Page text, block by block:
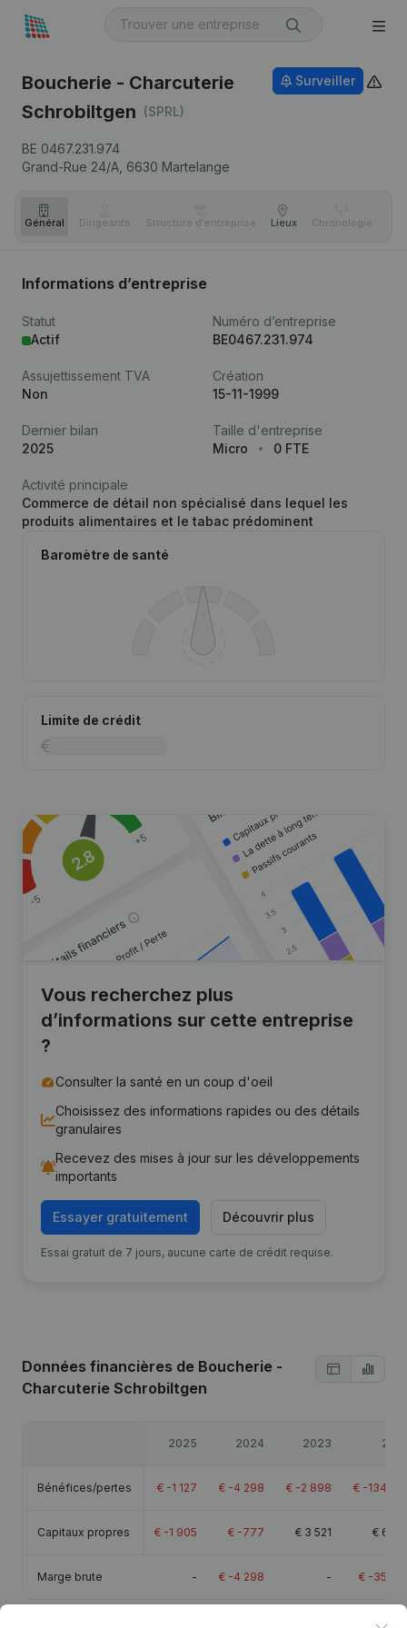
Boucherie - Charcuterie
Schrobiltgen (SPRL)
BE 0467.231.974
Grand-Rue 24/A, 6630 Martelange
Surveiller
Général Dirigeants Structure d'entreprise Lieux Chronologie
Informations d’entreprise
Statut
Actif
Numéro d’entreprise
BE0467.231.974
Assujettissement TVA
Non
Création
15-11-1999
Dernier bilan
2025
Taille d'entreprise
Micro
0 FTE
Activité principale
Commerce de détail non spécialisé dans lequel les
produits alimentaires et le tabac prédominent
Baromètre de santé
Limite de crédit
Vous recherchez plus
d’informations sur cette entreprise
?
Consulter la santé en un coup d'oeil
Choisissez des informations rapides ou des détails
granulaires
Recevez des mises à jour sur les développements
importants
Essayer gratuitement Découvrir plus
Essai gratuit de 7 jours, aucune carte de crédit requise.
Données financières de Boucherie -
Charcuterie Schrobiltgen
2025 2024 2023
Bénéfices/pertes € -1 127 € -4 298 € -2 898 € -134
Capitaux propres € -1 905 € -777 € 3 521 € 6
Marge brute - € -4 298 - € -35